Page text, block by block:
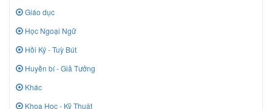
Giáo dục
Học Ngoại Ngữ
Hồi Ký - Tuỳ Bút
Huyền bí - Giả Tưởng
Khác
Khoa Học - Kỹ Thuật